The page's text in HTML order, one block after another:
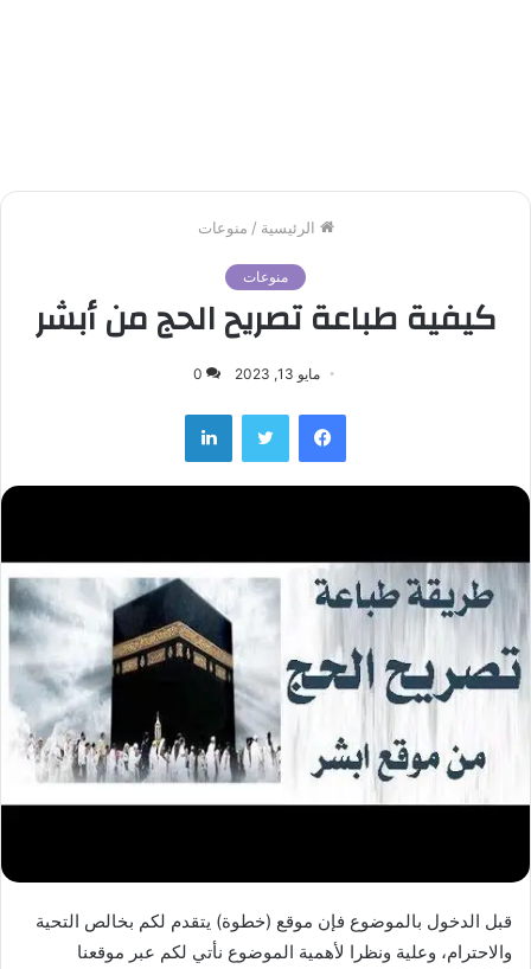
الرئيسية / منوعات
منوعات
كيفية طباعة تصريح الحج من أبشر
مايو 13, 2023 0
لينكدإن
قبل الدخول بالموضوع فإن موقع (خطوة) يتقدم لكم بخالص التحية
والاحترام، وعلية ونظرا لأهمية الموضوع نأتي لكم عبر موقعنا